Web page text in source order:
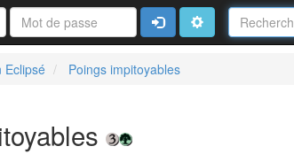
Nom
de
la
ConnexionAvancé
Eclipsé Poings impitoyables